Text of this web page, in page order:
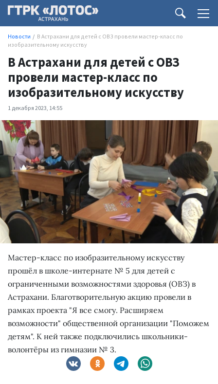
Новости
В Астрахани для детей с ОВЗ провели мастер-класс по
изобразительному искусству
В Астрахани для детей с ОВЗ
провели мастер-класс по
изобразительному искусству
1 декабря 2023, 14:55
Мастер-класс по изобразительному искусству
прошёл в школе-интернате № 5 для детей с
ограниченными возможностями здоровья (ОВЗ) в
Астрахани. Благотворительную акцию провели в
рамках проекта "Я все смогу. Расширяем
возможности" общественной организации "Поможем
детям". К ней также подключились школьники-
волонтёры из гимназии № 3.